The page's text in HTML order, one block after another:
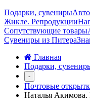
Подарки, сувениры
Жикле. Репродукции
Сопутствующие товары
Сувениры из Питера
Главная
Подарки,
-
Почтовые
Наталья